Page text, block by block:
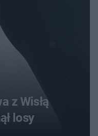
z Wisłą
losy